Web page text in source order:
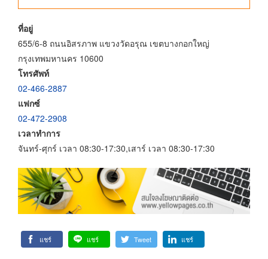
ที่อยู่
655/6-8 ถนนอิสรภาพ แขวงวัดอรุณ เขตบางกอกใหญ่
กรุงเทพมหานคร 10600
โทรศัพท์
02-466-2887
แฟกซ์
02-472-2908
เวลาทำการ
จันทร์-ศุกร์ เวลา 08:30-17:30,เสาร์ เวลา 08:30-17:30
แชร์ แชร์ Tweet แชร์